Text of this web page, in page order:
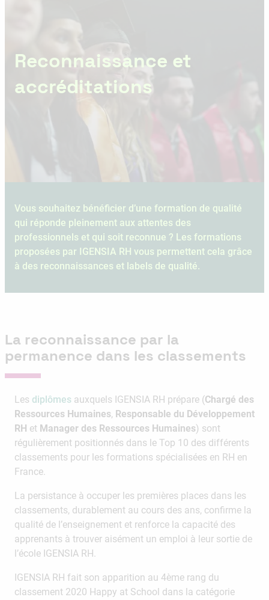
Reconnaissance et
accréditations
Vous souhaitez bénéficier d’une formation de qualité
qui réponde pleinement aux attentes des
professionnels et qui soit reconnue ? Les formations
proposées par IGENSIA RH vous permettent cela grâce
à des reconnaissances et labels de qualité.
La reconnaissance par la
permanence dans les classements
Les diplômes auxquels IGENSIA RH prépare (Chargé des
Ressources Humaines, Responsable du Développement
RH et Manager des Ressources Humaines) sont
régulièrement positionnés dans le Top 10 des différents
classements pour les formations spécialisées en RH en
France.
La persistance à occuper les premières places dans les
classements, durablement au cours des ans, confirme la
qualité de l’enseignement et renforce la capacité des
apprenants à trouver aisément un emploi à leur sortie de
l’école IGENSIA RH.
IGENSIA RH fait son apparition au 4ème rang du
classement 2020 Happy at School dans la catégorie